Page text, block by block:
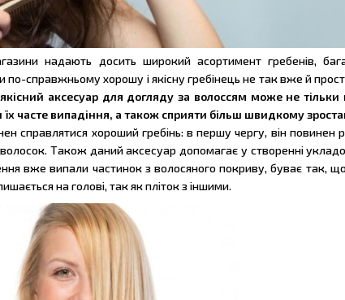
надають досить широкий асортимент гребенів,
справжньому хорошу і якісну гребінець не так вже й
аксесуар для догляду за волоссям може не тільки
їх часте випадіння, а також сприяти більш швидкому
справлятися хороший гребінь: в першу чергу, він повинен
Також даний аксесуар допомагає у створенні
вже випали частинок з волосяного покриву, буває так,
на голові, так як пліток з іншими.